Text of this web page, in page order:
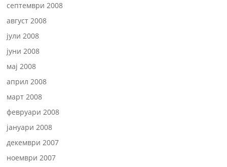
септември 2008
август 2008
јули 2008
јуни 2008
мај 2008
април 2008
март 2008
февруари 2008
јануари 2008
декември 2007
ноември 2007